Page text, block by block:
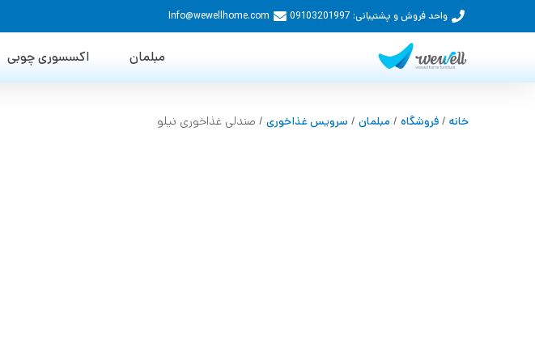
واحد فروش و پشتیبانی: 09103201997 Info@wewellhome.com
مبلمان اکسسوری چوبی
خانه / فروشگاه / مبلمان / سرویس غذاخوری / صندلی غذاخوری نیلو